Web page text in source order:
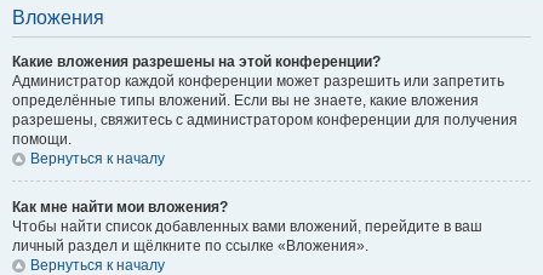
Вложения
Какие вложения разрешены на этой конференции?
Администратор каждой конференции может разрешить или запретить
определённые типы вложений. Если вы не знаете, какие вложения
разрешены, свяжитесь с администратором конференции для получения
помощи.
Вернуться к началу
Как мне найти мои вложения?
Чтобы найти список добавленных вами вложений, перейдите в ваш
личный раздел и щёлкните по ссылке «Вложения».
Вернуться к началу